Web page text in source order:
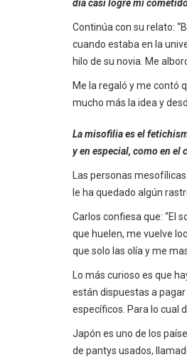
día casi logré mi
Continúa con su relato:
cuando estaba en la
hilo de su novia. Me
Me la regaló y me contó
mucho más la idea y
La misofilia es el
y en especial, como en el
Las personas
le ha quedado algún
Carlos confiesa que: “El
que huelen, me vuelve
que solo las olía y me
Lo más curioso es que
están dispuestas a
específicos. Para lo cual
Japón es uno de los
de pantys usados,